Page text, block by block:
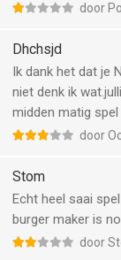
door
Dhchsjd
Ik dank het dat je
niet denk ik
midden matig
door
Stom
Echt heel saai
burger maker is
door